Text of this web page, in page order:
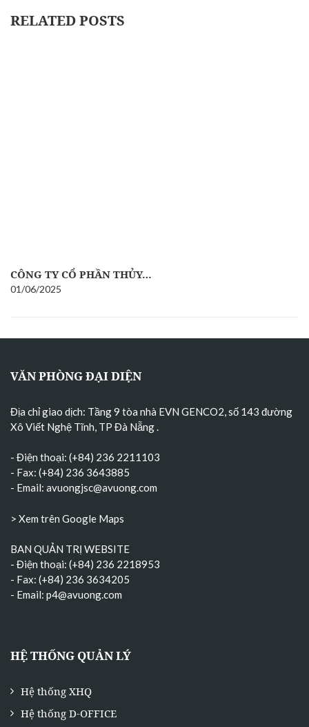
RELATED POSTS
CÔNG TY CỔ PHẦN THỦY…
01/06/2025
VĂN PHÒNG ĐẠI DIỆN
Địa chỉ giao dịch: Tầng 9 tòa nhà EVN GENCO2, số 143 đường
Xô Viết Nghệ Tĩnh, TP Đà Nẵng
- Điện thoại: (+84) 236 2211103
- Fax: (+84) 236 3643885
- Email: avuongjsc@avuong.com
> Xem trên Google Maps
BAN QUẢN TRỊ WEBSITE
- Điện thoại: (+84) 236 2218953
- Fax: (+84) 236 3634205
- Email: p4@avuong.com
HỆ THỐNG QUẢN LÝ
Hệ thống XHQ
Hệ thống D-OFFICE